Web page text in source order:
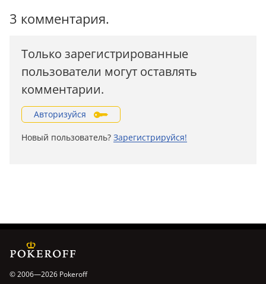
3 комментария.
Только зарегистрированные
пользователи могут оставлять
комментарии.
Авторизуйся
Новый пользователь? Зарегистрируйся!
© 2006—2026 Pokeroff